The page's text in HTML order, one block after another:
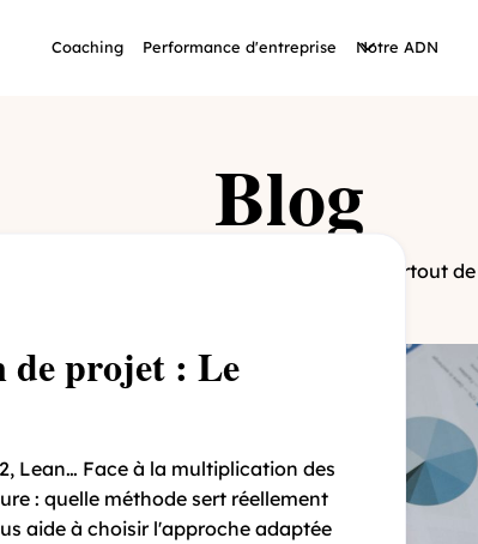
Coaching Performance d'entreprise Notre ADN
Blog
parle de Management, de Performance et surtout
de projet : Le
Lean… Face à la multiplication des
: quelle méthode sert réellement
aide à choisir l'approche adaptée